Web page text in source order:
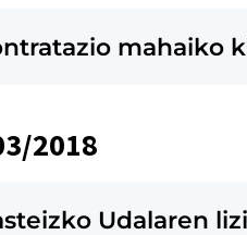
mahaiko
2018
Udalaren